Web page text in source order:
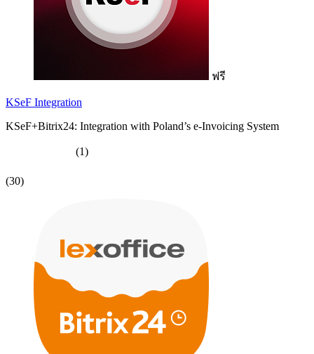
ฟรี
KSeF Integration
KSeF+Bitrix24: Integration with Poland’s e-Invoicing System
(1)
(30)